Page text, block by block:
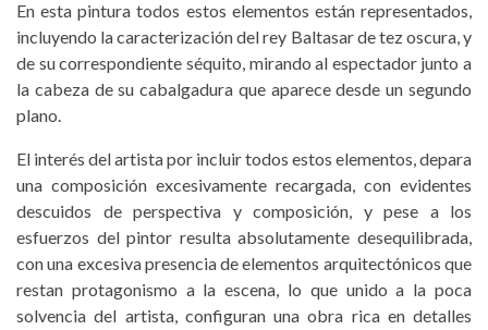
En esta pintura todos estos elementos están representados,
incluyendo la caracterización del rey Baltasar de tez oscura, y
de su correspondiente séquito, mirando al espectador junto a
la cabeza de su cabalgadura que aparece desde un segundo
plano.
El interés del artista por incluir todos estos elementos, depara
una composición excesivamente recargada, con evidentes
descuidos de perspectiva y composición, y pese a los
esfuerzos del pintor resulta absolutamente desequilibrada,
con una excesiva presencia de elementos arquitectónicos que
restan protagonismo a la escena, lo que unido a la poca
solvencia del artista, configuran una obra rica en detalles